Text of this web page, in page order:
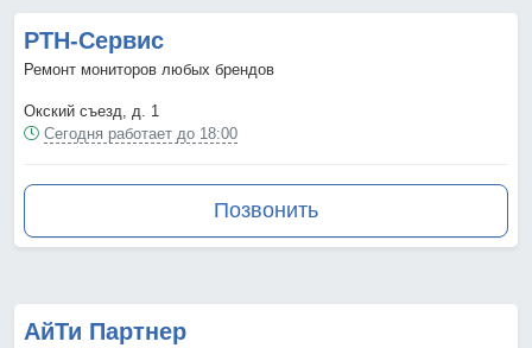
РТН-Сервис
Ремонт мониторов любых брендов
Окский съезд, д. 1
Сегодня работает до 18:00
Позвонить
АйТи Партнер